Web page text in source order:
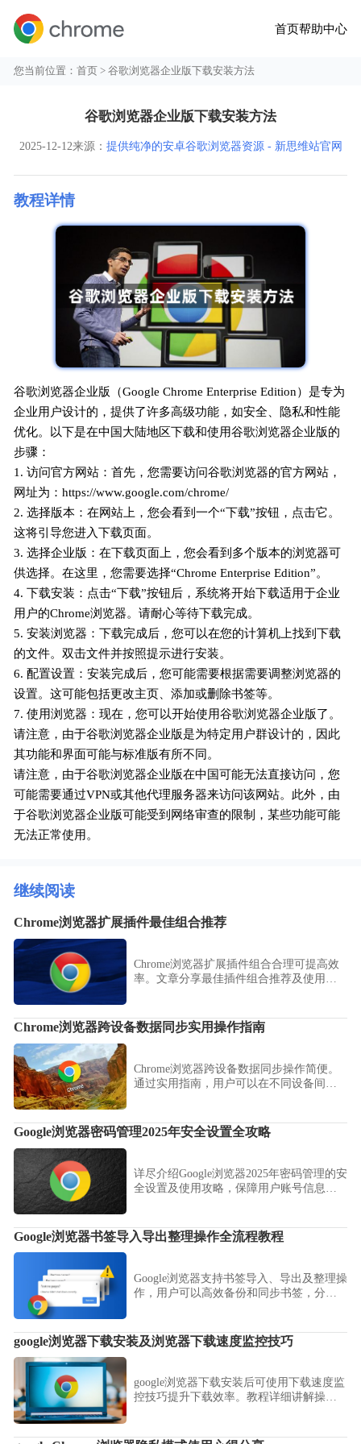
首页帮助中心
您当前位置：首页 > 谷歌浏览器企业版下载安装方法
谷歌浏览器企业版下载安装方法
2025-12-12来源： 提供纯净的安卓谷歌浏览器资源 - 新思维站官网
教程详情
谷歌浏览器企业版（Google Chrome Enterprise Edition）是专为
企业用户设计的，提供了许多高级功能，如安全、隐私和性能
优化。以下是在中国大陆地区下载和使用谷歌浏览器企业版的
步骤：
1. 访问官方网站：首先，您需要访问谷歌浏览器的官方网站，
网址为：https://www.google.com/chrome/
2. 选择版本：在网站上，您会看到一个“下载”按钮，点击它。
这将引导您进入下载页面。
3. 选择企业版：在下载页面上，您会看到多个版本的浏览器可
供选择。在这里，您需要选择“Chrome Enterprise Edition”。
4. 下载安装：点击“下载”按钮后，系统将开始下载适用于企业
用户的Chrome浏览器。请耐心等待下载完成。
5. 安装浏览器：下载完成后，您可以在您的计算机上找到下载
的文件。双击文件并按照提示进行安装。
6. 配置设置：安装完成后，您可能需要根据需要调整浏览器的
设置。这可能包括更改主页、添加或删除书签等。
7. 使用浏览器：现在，您可以开始使用谷歌浏览器企业版了。
请注意，由于谷歌浏览器企业版是为特定用户群设计的，因此
其功能和界面可能与标准版有所不同。
请注意，由于谷歌浏览器企业版在中国可能无法直接访问，您
可能需要通过VPN或其他代理服务器来访问该网站。此外，由
于谷歌浏览器企业版可能受到网络审查的限制，某些功能可能
无法正常使用。
继续阅读
Chrome浏览器扩展插件最佳组合推荐
Chrome浏览器扩展插件组合合理可提高效
率。文章分享最佳插件组合推荐及使用建
Chrome浏览器跨设备数据同步实用操作指南
Chrome浏览器跨设备数据同步操作简便。
通过实用指南，用户可以在不同设备间无
Google浏览器密码管理2025年安全设置全攻略
详尽介绍Google浏览器2025年密码管理的安
全设置及使用攻略，保障用户账号信息安
Google浏览器书签导入导出整理操作全流程教程
Google浏览器支持书签导入、导出及整理操
作，用户可以高效备份和同步书签，分类
google浏览器下载安装及浏览器下载速度监控技巧
google浏览器下载安装后可使用下载速度监
控技巧提升下载效率。教程详细讲解操作